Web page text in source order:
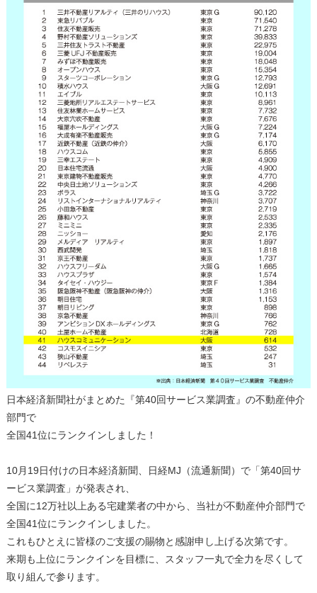
日本経済新聞社がまとめた『第40回サービス業調査』の不動産仲介
部門で
全国41位にランクインしました！
10月19日付けの日本経済新聞、日経MJ（流通新聞）で「第40回サ
ービス業調査」が発表され、
全国に12万社以上ある宅建業者の中から、当社が不動産仲介部門で
全国41位にランクインしました。
これもひとえに皆様のご支援の賜物と感謝申し上げる次第です。
来期も上位にランクインを目標に、スタッフ一丸で全力を尽くして
取り組んで参ります。